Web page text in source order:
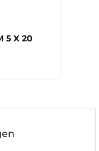
5 X 20